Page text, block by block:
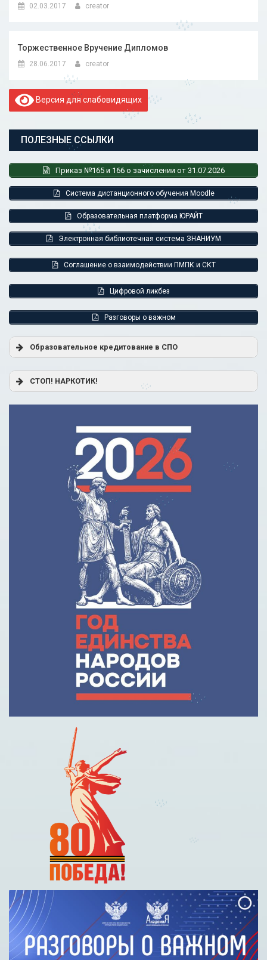
02.03.2017 creator
Торжественное Вручение Дипломов
28.06.2017 creator
Версия для слабовидящих
ПОЛЕЗНЫЕ ССЫЛКИ
Приказ №165 и 166 о зачислении от 31.07.2026
Система дистанционного обучения Moodle
Образовательная платформа ЮРАЙТ
Электронная библиотечная система ЗНАНИУМ
Соглашение о взаимодействии ПМПК и СКТ
Цифровой ликбез
Разговоры о важном
Образовательное кредитование в СПО
Постановление Правительства РФ от 17.11.2025 г. № 1824
«О государственной поддержке образовательного
кредитования»
р
Образовательное кредитование: пособие для студентов
Кредит на образование с господдержкой
Причины для изменения условий по образовательному
кредиту
СТОП! НАРКОТИК!
Сделай правильный выбор